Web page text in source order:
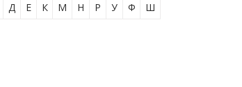
Д Е К М Н Р У Ф Ш